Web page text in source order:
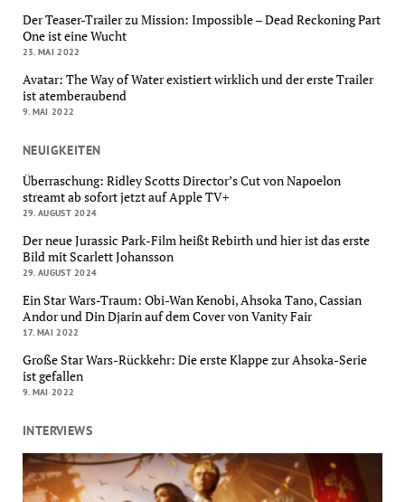
Der Teaser-Trailer zu Mission: Impossible – Dead Reckoning Part
One ist eine Wucht
23. MAI 2022
Avatar: The Way of Water existiert wirklich und der erste Trailer
ist atemberaubend
9. MAI 2022
NEUIGKEITEN
Überraschung: Ridley Scotts Director’s Cut von Napoelon
streamt ab sofort jetzt auf Apple TV+
29. AUGUST 2024
Der neue Jurassic Park-Film heißt Rebirth und hier ist das erste
Bild mit Scarlett Johansson
29. AUGUST 2024
Ein Star Wars-Traum: Obi-Wan Kenobi, Ahsoka Tano, Cassian
Andor und Din Djarin auf dem Cover von Vanity Fair
17. MAI 2022
Große Star Wars-Rückkehr: Die erste Klappe zur Ahsoka-Serie
ist gefallen
9. MAI 2022
INTERVIEWS